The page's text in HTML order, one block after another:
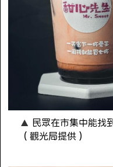
民眾在市集中能找
（觀光局提供）